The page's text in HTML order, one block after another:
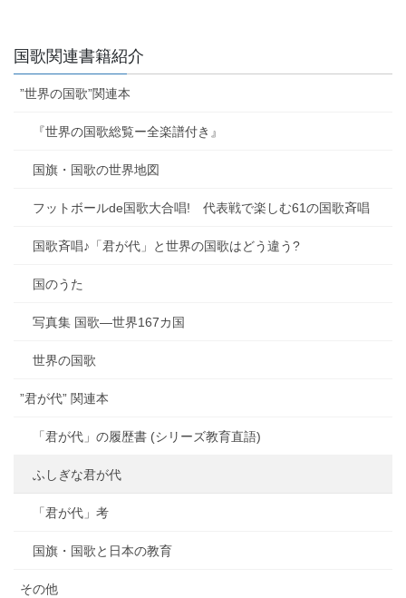
国歌関連書籍紹介
”世界の国歌”関連本
『世界の国歌総覧ー全楽譜付き』
国旗・国歌の世界地図
フットボールde国歌大合唱! 代表戦で楽しむ61の国歌斉唱
国歌斉唱♪「君が代」と世界の国歌はどう違う?
国のうた
写真集 国歌―世界167カ国
世界の国歌
”君が代” 関連本
「君が代」の履歴書 (シリーズ教育直語)
ふしぎな君が代
「君が代」考
国旗・国歌と日本の教育
その他